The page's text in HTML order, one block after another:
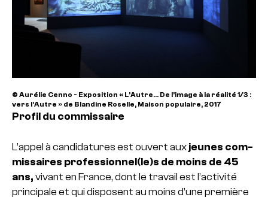
© Aurélie Cenno - Exposition « L’Autre... De l’image à la réalité 1/3 :
vers l’Autre » de Blandine Roselle, Maison populaire, 2017
Profil du commissaire
L’appel à can­di­da­tu­res est ouvert aux jeunes com­
mis­sai­res pro­fes­sion­nel(le)s de moins de 45
ans, vivant en France, dont le tra­vail est l’acti­vité
prin­ci­pale et qui dis­po­sent au moins d’une pre­mière